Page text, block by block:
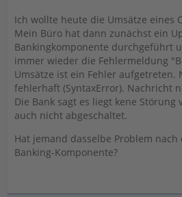
Ich wollte heute die Umsätze eines
Mein Büro hat dann zunächst ein
Bankingkomponente durchgeführt
immer wieder die Fehlermeldung
Umsätze ist ein Fehler aufgetreten.
fehlerhaft (SyntaxError). Nachricht
Die Bank sagt es liegt kene Störung
auch nicht abgeschaltet.
Hat jemand dasselbe Problem
Banking-Komponente?